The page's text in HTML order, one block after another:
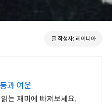
글 작성자: 레이니아
과 여운
는 재미에 빠져보세요.